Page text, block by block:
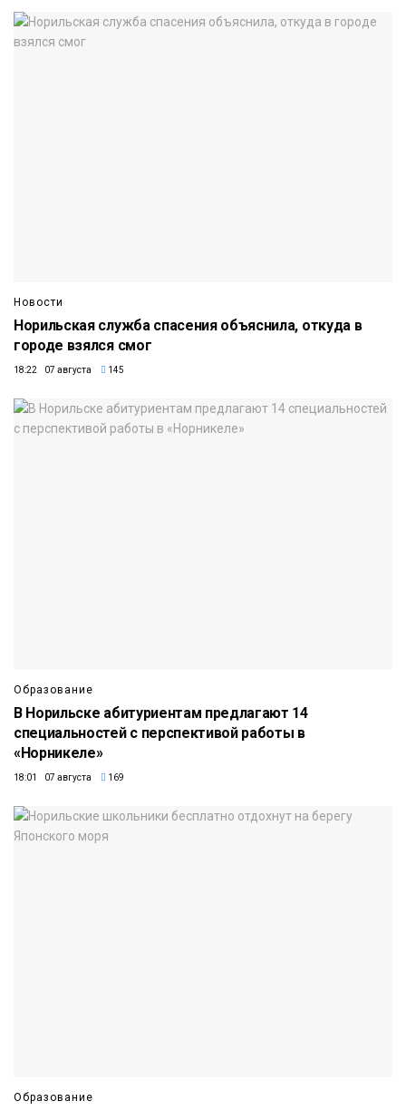
Новости
Норильская служба спасения объяснила, откуда в
городе взялся смог
18:22 07 августа 145
Образование
В Норильске абитуриентам предлагают 14
специальностей с перспективой работы в
«Норникеле»
18:01 07 августа 169
Образование